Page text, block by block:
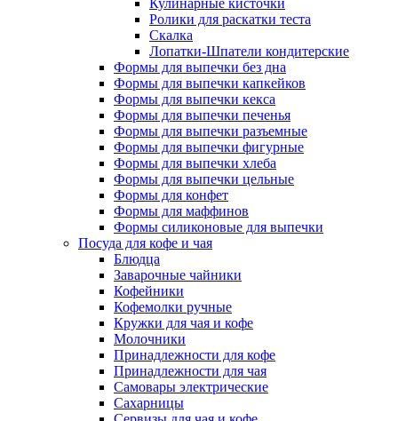
Кулинарные кисточки
Ролики для раскатки теста
Скалка
Лопатки-Шпатели кондитерские
Формы для выпечки без дна
Формы для выпечки капкейков
Формы для выпечки кекса
Формы для выпечки печенья
Формы для выпечки разъемные
Формы для выпечки фигурные
Формы для выпечки хлеба
Формы для выпечки цельные
Формы для конфет
Формы для маффинов
Формы силиконовые для выпечки
Посуда для кофе и чая
Блюдца
Заварочные чайники
Кофейники
Кофемолки ручные
Кружки для чая и кофе
Молочники
Принадлежности для кофе
Принадлежности для чая
Самовары электрические
Сахарницы